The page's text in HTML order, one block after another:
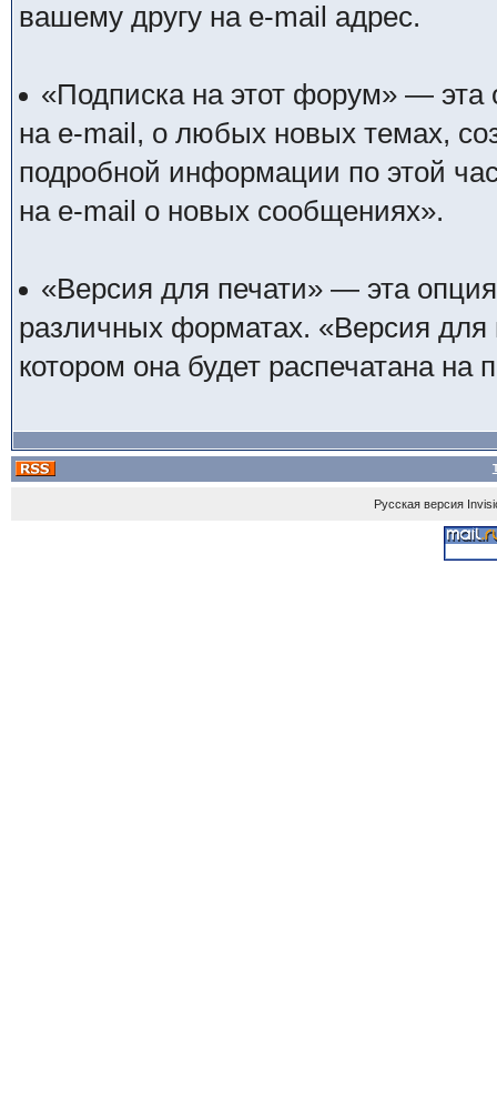
вашему другу на e-mail адрес.
«Подписка на этот форум» — эта
на e-mail, о любых новых темах,
подробной информации по этой
на e-mail о новых сообщениях».
«Версия для печати» — эта
различных форматах. «Версия для
котором она будет распечатана на
Русская версия